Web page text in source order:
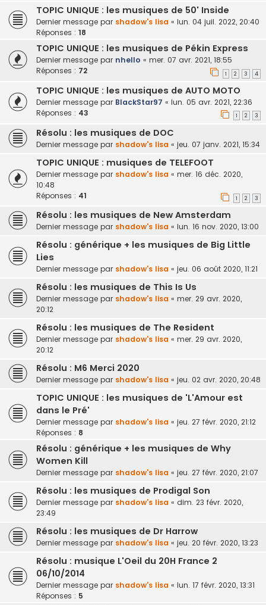
TOPIC UNIQUE : les musiques de 50' Inside
Dernier message par shadow's lisa « lun. 04 juil. 2022, 20:40
Réponses : 18
TOPIC UNIQUE : les musiques de Pékin Express
Dernier message par nhello « mer. 07 avr. 2021, 18:55
Réponses : 72 1 2 3 4
TOPIC UNIQUE : les musiques de AUTO MOTO
Dernier message par BlackStar97 « lun. 05 avr. 2021, 22:36
Réponses : 43 1 2 3
Résolu : les musiques de DOC
Dernier message par shadow's lisa « jeu. 07 janv. 2021, 15:34
TOPIC UNIQUE : musiques de TELEFOOT
Dernier message par shadow's lisa « mer. 16 déc. 2020,
10:48
Réponses : 41 1 2 3
Résolu : les musiques de New Amsterdam
Dernier message par shadow's lisa « lun. 16 nov. 2020, 13:00
Résolu : générique + les musiques de Big Little
Lies
Dernier message par shadow's lisa « jeu. 06 août 2020, 11:21
Résolu : les musiques de This Is Us
Dernier message par shadow's lisa « mer. 29 avr. 2020,
20:12
Résolu : les musiques de The Resident
Dernier message par shadow's lisa « mer. 29 avr. 2020,
20:12
Résolu : M6 Merci 2020
Dernier message par shadow's lisa « jeu. 02 avr. 2020, 20:48
TOPIC UNIQUE : les musiques de 'L'Amour est
dans le Pré'
Dernier message par shadow's lisa « jeu. 27 févr. 2020, 21:12
Réponses : 8
Résolu : générique + les musiques de Why
Women Kill
Dernier message par shadow's lisa « jeu. 27 févr. 2020, 21:07
Résolu : les musiques de Prodigal Son
Dernier message par shadow's lisa « dim. 23 févr. 2020,
23:49
Résolu : les musiques de Dr Harrow
Dernier message par shadow's lisa « jeu. 20 févr. 2020, 13:23
Résolu : musique L'Oeil du 20H France 2
06/10/2014
Dernier message par shadow's lisa « lun. 17 févr. 2020, 13:31
Réponses : 5